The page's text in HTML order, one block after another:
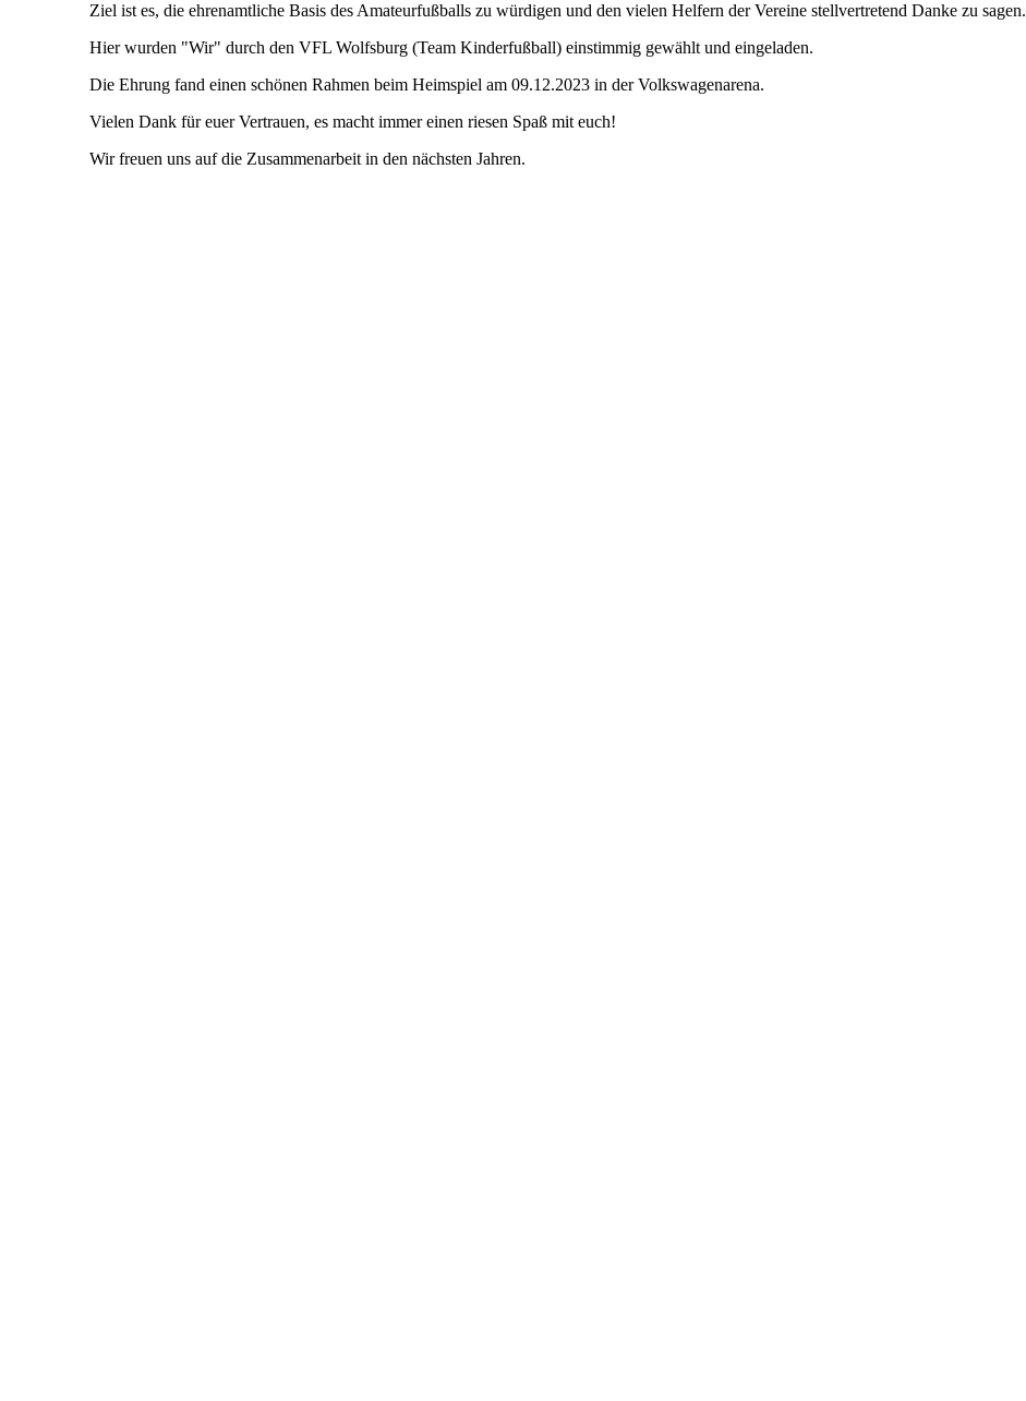
Ziel ist es, die ehrenamtliche Basis des Amateurfußballs zu würdigen und den vielen Helfern der Vereine stellvertretend Danke zu sagen.
Hier wurden "Wir" durch den VFL Wolfsburg (Team Kinderfußball) einstimmig gewählt und eingeladen.
Die Ehrung fand einen schönen Rahmen beim Heimspiel am 09.12.2023 in der Volkswagenarena.
Vielen Dank für euer Vertrauen, es macht immer einen riesen Spaß mit euch!
Wir freuen uns auf die Zusammenarbeit in den nächsten Jahren.